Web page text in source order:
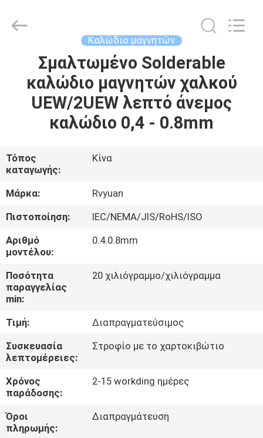
ΣΠΊΤΙ
ΠΡΟΪΌΝΤΑ
ΠΕΡΊΠΟΥ
ΕΜΕΊΣ
ΓΎΡΟΣ
ΕΡΓΟΣΤΑΣΊΩΝ
ΠΟΙΟΤΙΚΌΣ
ΜΑΣ
ΕΛΆΤΕ
ΣΕ
ΕΠΑΦΉ
ΜΕ
Material
Co,.Ltd.
Καλώδιο μαγνητών
Σμαλτωμένο Solderable
καλώδιο μαγνητών χαλκού
UEW/2UEW λεπτό άνεμος
καλώδιο 0,4 - 0.8mm
Τόπος
καταγωγής:
Κίνα
Μάρκα:
Rvyuan
Πιστοποίηση:
IEC/NEMA/JIS/RoHS/ISO
Αριθμό
μοντέλου:
0.4.0.8mm
Ποσότητα
παραγγελίας
min:
20 χιλιόγραμμο/χιλιόγραμμα
Τιμή:
Διαπραγματεύσιμος
Συσκευασία
λεπτομέρειες:
Στροφίο με το χαρτοκιβώτιο
Χρόνος
παράδοσης:
2-15 workding ημέρες
Όροι
πληρωμής:
Διαπραγμάτευση